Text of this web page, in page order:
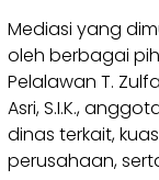
Mediasi yang
oleh berbagai
Pelalawan T.
Asri, S.I.K.,
dinas terkait,
perusahaan,